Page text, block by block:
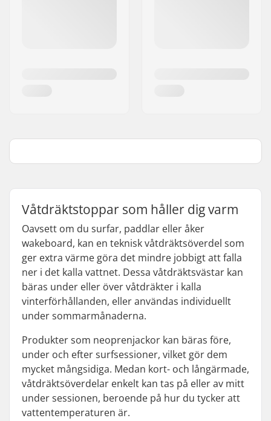
Våtdräktstoppar som håller dig varm
Oavsett om du surfar, paddlar eller åker
wakeboard, kan en teknisk våtdräktsöverdel som
ger extra värme göra det mindre jobbigt att falla
ner i det kalla vattnet. Dessa våtdräktsvästar kan
bäras under eller över våtdräkter i kalla
vinterförhållanden, eller användas individuellt
under sommarmånaderna.
Produkter som neoprenjackor kan bäras före,
under och efter surfsessioner, vilket gör dem
mycket mångsidiga. Medan kort- och långärmade,
våtdräktsöverdelar enkelt kan tas på eller av mitt
under sessionen, beroende på hur du tycker att
vattentemperaturen är.